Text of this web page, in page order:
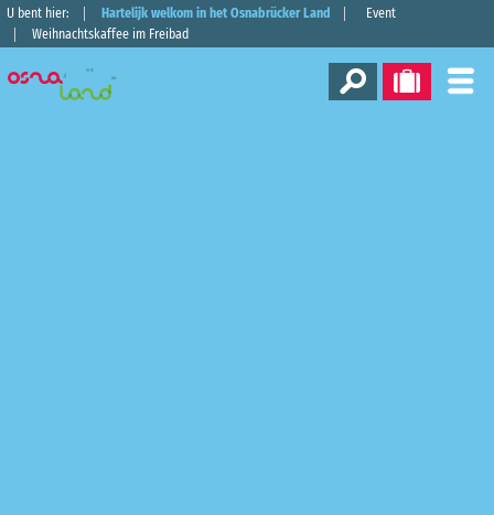
U bent hier: Hartelijk welkom in het Osnabrücker Land
Event
Weihnachtskaffee im Freibad